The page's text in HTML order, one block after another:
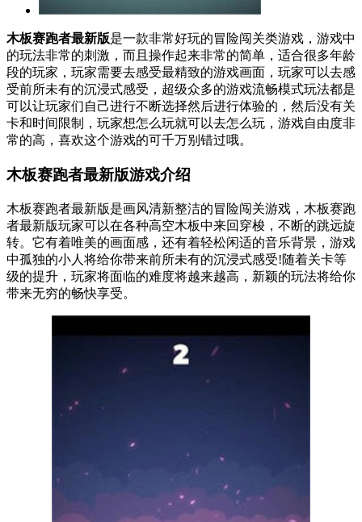
木板赛跑者最新版是一款非常好玩的冒险闯关类游戏，游戏中
的玩法非常的刺激，而且操作起来非常的简单，适合很多年龄
段的玩家，玩家需要去感受最精致的游戏画面，玩家可以去感
受前所未有的沉浸式感受，超级众多的游戏流畅模式玩法都是
可以让玩家们自己进行不断选择然后进行体验的，然后没有关
卡和时间限制，玩家想怎么玩就可以去怎么玩，游戏自由度非
常的高，喜欢这个游戏的可千万别错过哦。
木板赛跑者最新版游戏介绍
木板赛跑者最新版是画风清新整洁的冒险闯关游戏，木板赛跑
者最新版玩家可以在各种高空木板中来回穿梭，不断的跳远旋
转。它有着唯美的画面感，还有着轻松闲适的音乐背景，游戏
中孤独的小人将给你带来前所未有的沉浸式感受!随着关卡等
级的提升，玩家将面临的难度将越来越高，新颖的玩法将给你
带来无穷的畅快享受。